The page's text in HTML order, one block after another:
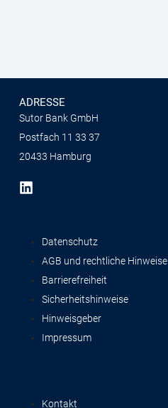
ADRESSE
Sutor Bank GmbH
Postfach 11 33 37
20433 Hamburg
Datenschutz
AGB und rechtliche Hinweise
Barrierefreiheit
Sicherheitshinweise
Hinweisgeber
Impressum
Kontakt